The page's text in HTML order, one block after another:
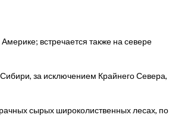
встречается также на севере
за исключением Крайнего Севера,
сырых широколиственных лесах, по